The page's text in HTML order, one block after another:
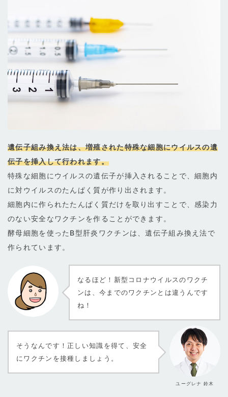
遺伝子組み換え法は、増殖された特殊な細胞にウイルスの遺
伝子を挿入して行われます。
特殊な細胞にウイルスの遺伝子が挿入されることで、細胞内
に対ウイルスのたんぱく質が作り出されます。
細胞内に作られたたんぱく質だけを取り出すことで、感染力
のない安全なワクチンを作ることができます。
酵母細胞を使ったB型肝炎ワクチンは、遺伝子組み換え法で
作られています。
なるほど！新型コロナウイルスのワクチ
ンは、今までのワクチンとは違うんです
ね！
ユーグレナ 鈴木
そうなんです！正しい知識を得て、安全
にワクチンを接種しましょう。